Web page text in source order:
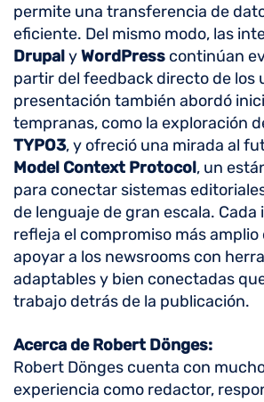
permite una transferencia de
eficiente. Del mismo modo, las
DrupalyWordPress continúan
partir del feedback directo de los
presentación también abordó
tempranas, como la exploración
TYPO3, y ofreció una mirada al
Model Context Protocol, un
para conectar sistemas
de lenguaje de gran escala.
refleja el compromiso más amplio
apoyar a los newsrooms con
adaptables y bien conectadas
trabajo detrás de la publicación.
Acerca de Robert Dönges:
Robert Dönges cuenta con
experiencia como redactor,